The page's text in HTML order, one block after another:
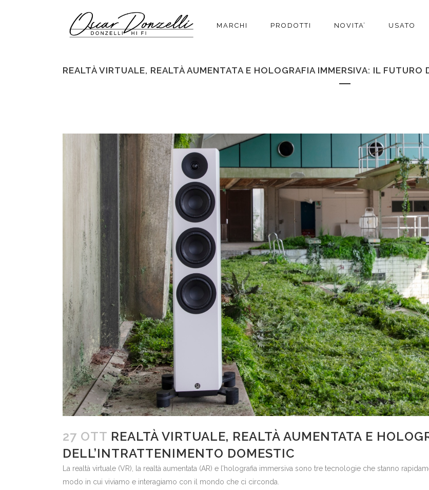
MARCHI PRODOTTI NOVITA’ USATO
REALTÀ VIRTUALE, REALTÀ AUMENTATA E HOLOGRAFIA IMMERSIVA: IL
27 OTT REALTÀ VIRTUALE, REALTÀ AUMENTATA E
DELL’INTRATTENIMENTO DOMESTIC
La realtà virtuale (VR), la realtà aumentata (AR) e l’holografia immersiva sono tre tecnologie che stanno
modo in cui viviamo e interagiamo con il mondo che ci circonda.